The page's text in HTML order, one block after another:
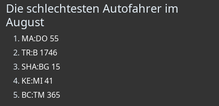
Die schlechtesten Autofahrer im
August
MA:DO 55
TR:B 1746
SHA:BG 15
KE:MI 41
BC:TM 365